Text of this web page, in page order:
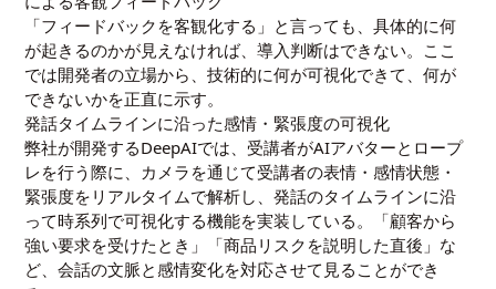
「フィードバックを客観化する」と言っても、具体的に何
が起きるのかが見えなければ、導入判断はできない。ここ
では開発者の立場から、技術的に何が可視化できて、何が
できないかを正直に示す。
発話タイムラインに沿った感情・緊張度の可視化
弊社が開発するDeepAIでは、受講者がAIアバターとロープ
レを行う際に、カメラを通じて受講者の表情・感情状態・
緊張度をリアルタイムで解析し、発話のタイムラインに沿
って時系列で可視化する機能を実装している。「顧客から
強い要求を受けたとき」「商品リスクを説明した直後」な
ど、会話の文脈と感情変化を対応させて見ることができ